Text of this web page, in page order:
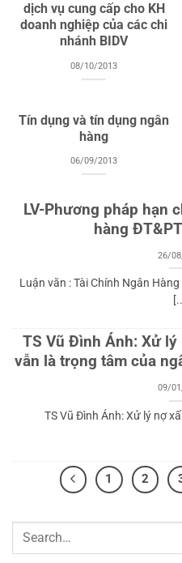
dịch vụ cung cấp cho KH
doanh nghiệp của các chi
nhánh BIDV
08/10/2013
Tín dụng và tín dụng ngân
hàng
06/09/2013
LV-Phương pháp hạn
hàng
26/
Luận văn : Tài Chính Ngân
TS Vũ Đình Ánh: Xử
vẫn là trọng tâm của
09/
TS Vũ Đình Ánh: Xử lý nợ
1 2